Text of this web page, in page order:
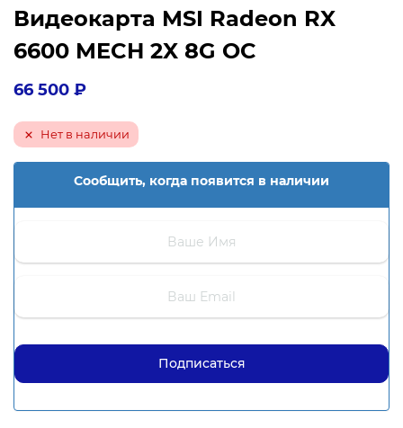
Видеокарта MSI Radeon RX
6600 MECH 2X 8G OC
66 500 ₽
Нет в наличии
Сообщить, когда появится в наличии